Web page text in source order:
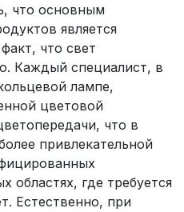
что основным
является
что свет
Каждый специалист, в
лампе,
цветовой
что в
привлекательной
областях, где требуется
Естественно, при